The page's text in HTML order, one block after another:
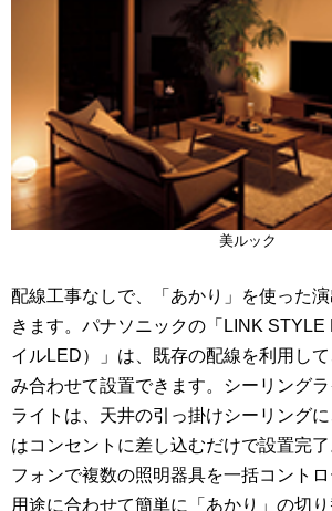
美ルック
配線工事なしで、「あかり」を使った
きます。パナソニックの「LINK STYLE
イルLED）」は、既存の配線を利用し
み合わせて設置できます。シーリング
ライトは、天井の引っ掛けシーリング
はコンセントに差し込むだけで設置完
フォンで複数の照明器具を一括コントロ
用途に合わせて簡単に「あかり」の切